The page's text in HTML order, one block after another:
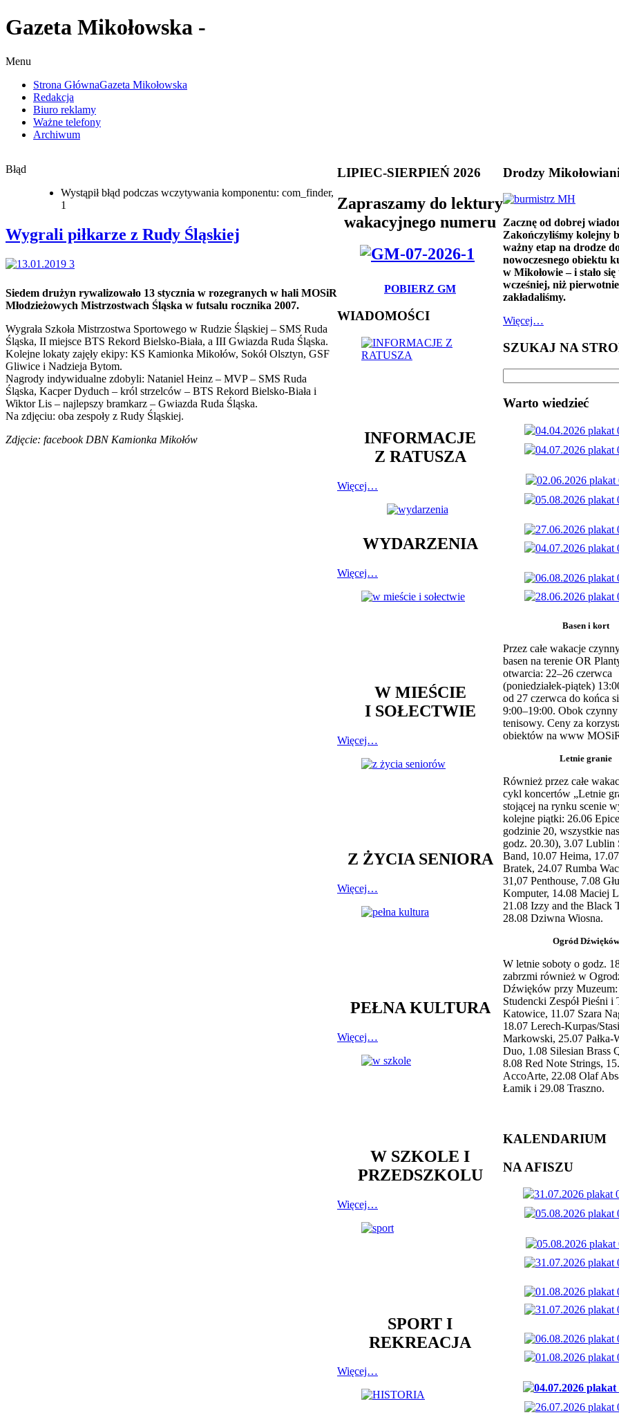
Gazeta Mikołowska -
Menu
Strona GłównaGazeta Mikołowska
Redakcja
Biuro reklamy
Ważne telefony
Archiwum
Błąd
Wystąpił błąd podczas wczytywania komponentu: com_finder,
1
Wygrali piłkarze z Rudy Śląskiej
Siedem drużyn rywalizowało 13 stycznia w rozegranych w hali MOSiR
Młodzieżowych Mistrzostwach Śląska w futsalu rocznika 2007.
Wygrała Szkoła Mistrzostwa Sportowego w Rudzie Śląskiej – SMS Ruda
Śląska, II miejsce BTS Rekord Bielsko-Biała, a III Gwiazda Ruda Śląska.
Kolejne lokaty zajęły ekipy: KS Kamionka Mikołów, Sokół Olsztyn, GSF
Gliwice i Nadzieja Bytom.
Nagrody indywidualne zdobyli: Nataniel Heinz – MVP – SMS Ruda
Śląska, Kacper Dyduch – król strzelców – BTS Rekord Bielsko-Biała i
Wiktor Lis – najlepszy bramkarz – Gwiazda Ruda Śląska.
Na zdjęciu: oba zespoły z Rudy Śląskiej.
Zdjęcie: facebook DBN Kamionka Mikołów
LIPIEC-SIERPIEŃ 2026
Zapraszamy do lektury
wakacyjnego numeru
POBIERZ GM
WIADOMOŚCI
INFORMACJE
Z RATUSZA
Więcej…
WYDARZENIA
Więcej…
W MIEŚCIE
I SOŁECTWIE
Więcej…
Z ŻYCIA SENIORA
Więcej…
PEŁNA KULTURA
Więcej…
W SZKOLE I
PRZEDSZKOLU
Więcej…
SPORT I
REKREACJA
Więcej…
Drodzy
Zacznę od dobrej
Zakończyliśmy kolejny
ważny etap na drodze
nowoczesnego obiektu
w Mikołowie – i stało się
wcześniej, niż pierwotnie
zakładaliśmy.
Więcej…
SZUKAJ NA
Warto wiedzieć
Basen i kort
Przez całe wakacje
basen na terenie OR
otwarcia: 22–26 czerwca
(poniedziałek-piątek)
od 27 czerwca do końca
9:00–19:00. Obok
tenisowy. Ceny za
obiektów na www
Letnie granie
Również przez całe
cykl koncertów „Letnie
stojącej na rynku scenie
kolejne piątki: 26.06
godzinie 20, wszystkie
godz. 20.30), 3.07 Lublin
Band, 10.07 Heima,
Bratek, 24.07 Rumba
31,07 Penthouse, 7.08
Komputer, 14.08 Maciej
21.08 Izzy and the Black
28.08 Dziwna Wiosna.
Ogród Dźwięków
W letnie soboty o godz.
zabrzmi również w
Dźwięków przy
Studencki Zespół Pieśni i
Katowice, 11.07 Szara
18.07 Lerech-Kurpas/
Markowski, 25.07 Pałka-
Duo, 1.08 Silesian Brass
8.08 Red Note Strings,
AccoArte, 22.08 Olaf
Łamik i 29.08 Traszno.
KALENDARIUM
NA AFISZU